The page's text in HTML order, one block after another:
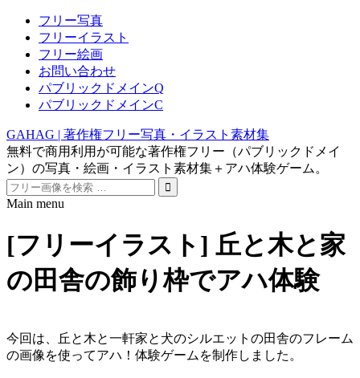
フリー写真
フリーイラスト
フリー絵画
お問い合わせ
パブリックドメインQ
パブリックドメインC
GAHAG | 著作権フリー写真・イラスト素材集
無料で商用利用が可能な著作権フリー（パブリックドメイ
ン）の写真・絵画・イラスト素材集＋アハ体験ゲーム。
Search
for:
Main menu
content
[フリーイラスト] 丘と木と家
の田舎の飾り枠でアハ体験
今回は、丘と木と一軒家と犬のシルエットの田舎のフレーム
の画像を使ってアハ！体験ゲームを制作しました。